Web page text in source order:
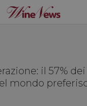
NON SOLO VINOil 57% dei
mondo